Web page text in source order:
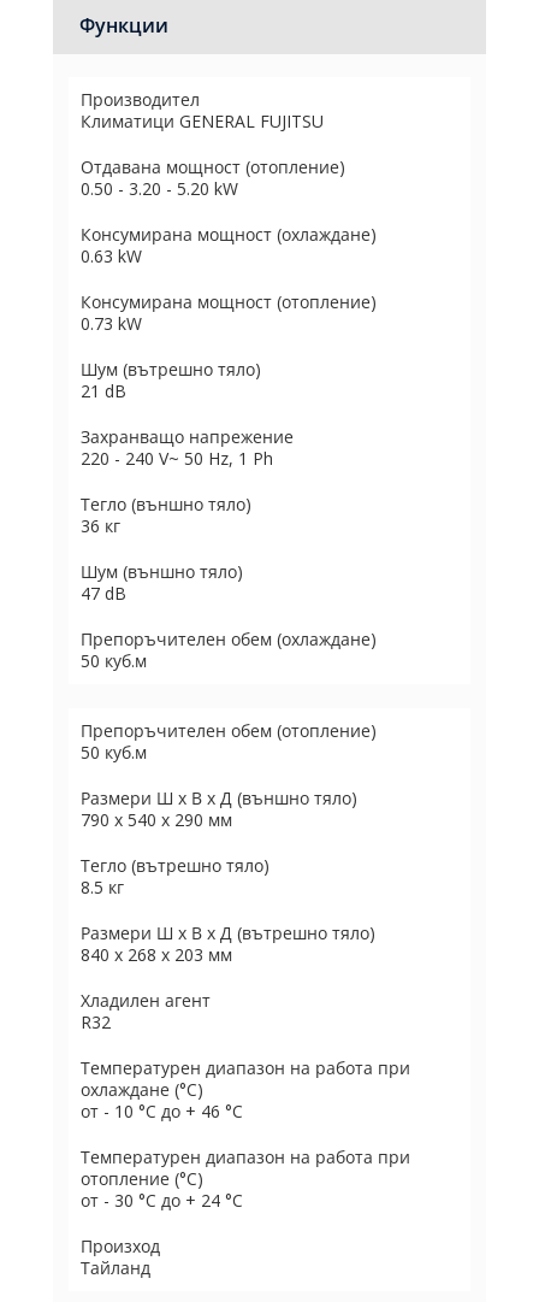
Функции
Производител
Климатици GENERAL FUJITSU
Отдавана мощност (отопление)
0.50 - 3.20 - 5.20 kW
Консумирана мощност (охлаждане)
0.63 kW
Консумирана мощност (отопление)
0.73 kW
Шум (вътрешно тяло)
21 dB
Захранващо напрежение
220 - 240 V~ 50 Hz, 1 Ph
Тегло (външно тяло)
36 кг
Шум (външно тяло)
47 dB
Препоръчителен обем (охлаждане)
50 куб.м
Препоръчителен обем (отопление)
50 куб.м
Размери Ш х В х Д (външно тяло)
790 x 540 x 290 мм
Тегло (вътрешно тяло)
8.5 кг
Размери Ш х В х Д (вътрешно тяло)
840 x 268 x 203 мм
Хладилен агент
R32
Температурен диапазон на работа при
охлаждане (°C)
от - 10 °C до + 46 °C
Температурен диапазон на работа при
отопление (°C)
от - 30 °C до + 24 °C
Произход
Тайланд